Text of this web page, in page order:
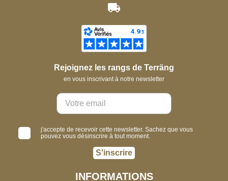
Rejoignez les rangs de Terräng
en vous inscrivant à notre newsletter
j'accepte de recevoir cette newsletter. Sachez que vous
pouvez vous désinscrire à tout moment.
S'inscrire
INFORMATIONS